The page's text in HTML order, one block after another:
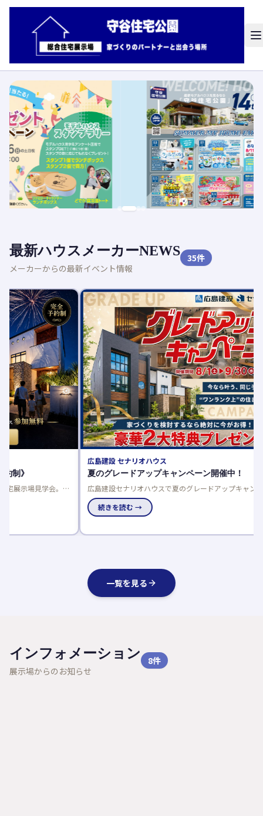
最新ハウスメーカーNEWS
メーカーからの最新イベント情報
35件
広島建設 セナリオハウス
夏のグレードアップキャンペーン開催中！
広島建設セナリオハウスで夏のグレードアップキャンペーン開
催中！来場者プレゼントや豪華仕様を選べるご成約特典でお得
に理想の住まいを実現しませんか。
アイ工
アイが
アイ工
りやす
続き
一覧を見る
インフォメーション
展示場からのお知らせ
8件